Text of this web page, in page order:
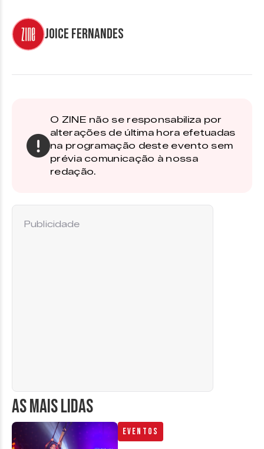
Joice Fernandes
O ZINE não se responsabiliza por
alterações de última hora efetuadas
na programação deste evento sem
prévia comunicação à nossa
redação.
AS MAIS LIDAS
Eventos
Publicidade